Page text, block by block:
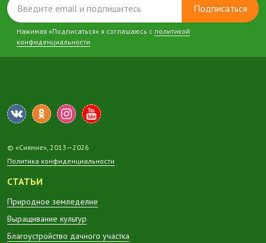
Подписаться
Нажимая «Подписаться» я соглашаюсь с политикой
конфиденциальности
© «Сияние», 2013—2026
Политика конфиденциальности
СТАТЬИ
Природное земледелие
Выращивание культур
Благоустройство дачного участка